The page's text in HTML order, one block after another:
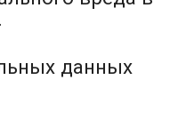
данных